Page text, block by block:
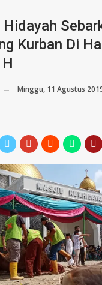
Kurban Di
Minggu, 11 Agustus